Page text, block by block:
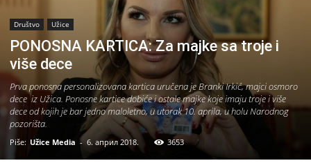
Društvo Užice
PONOSNA KARTICA: Za majke sa troje i
više dece
Prva ponosna personalizovana kartica uručena je Branki Irkić, majci osmoro
dece iz Užica. Ponosne kartice dobiće i ostale majke koje imaju troje i više
dece od kojih je bar jedno maloletno, u utorak 10. aprila, u holu Narodnog
pozorišta.
Piše: Užice Media - 6. април 2018. 3653